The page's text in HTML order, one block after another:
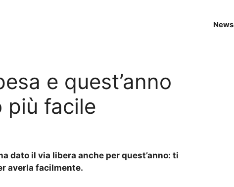
News
e quest’anno
più facile
dato il via libera anche per quest’anno: ti
averla facilmente.